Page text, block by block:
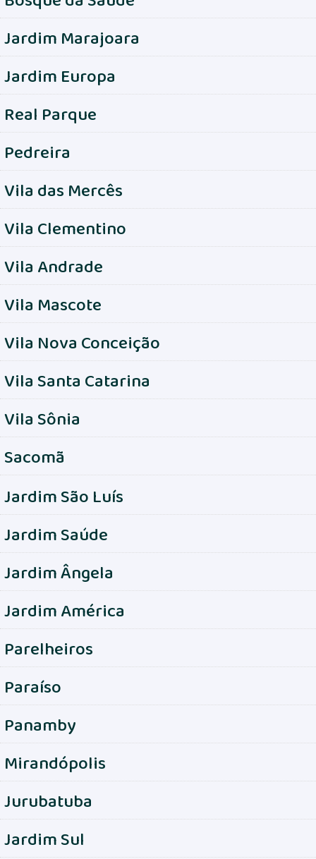
Jardim Marajoara
Jardim Europa
Real Parque
Pedreira
Vila das Mercês
Vila Clementino
Vila Andrade
Vila Mascote
Vila Nova Conceição
Vila Santa Catarina
Vila Sônia
Sacomã
Jardim São Luís
Jardim Saúde
Jardim Ângela
Jardim América
Parelheiros
Paraíso
Panamby
Mirandópolis
Jurubatuba
Jardim Sul